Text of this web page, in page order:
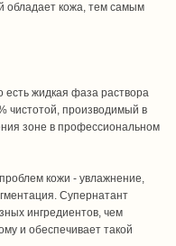
обладает кожа, тем самым
есть жидкая фаза раствора
чистотой, производимый в
зоне в профессиональном
кожи - увлажнение,
Супернатант
ингредиентов, чем
и обеспечивает такой